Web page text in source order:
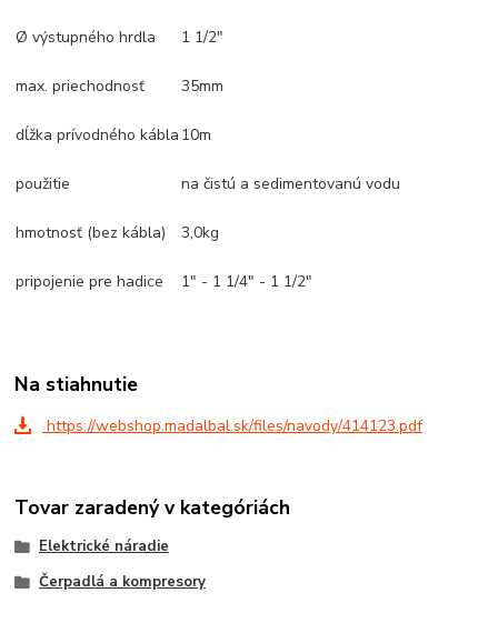
Ø výstupného hrdla 1 1/2"
max. priechodnosť 35mm
dĺžka prívodného kábla 10m
použitie na čistú a sedimentovanú vodu
hmotnosť (bez kábla) 3,0kg
pripojenie pre hadice 1" - 1 1/4" - 1 1/2"
Na stiahnutie
https://webshop.madalbal.sk/files/navody/414123.pdf
Tovar zaradený v kategóriách
Elektrické náradie
Čerpadlá a kompresory